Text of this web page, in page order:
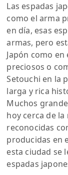
Las espadas
como el arma
en día, esas
armas, pero
Japón como
preciosos o
Setouchi en la
larga y rica
Muchos
hoy cerca de la
reconocidas
producidas en
esta ciudad se
espadas